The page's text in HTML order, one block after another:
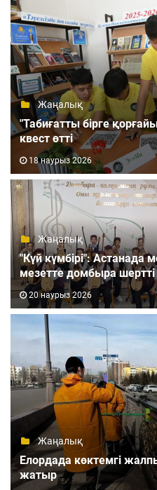
Жаңалық
"Табиғатты бірге
квест өтті
18 наурыз 2026
Жаңалық
"Күй күмбірі": Астанада
мезетте домбыра шертті
20 наурыз 2026
Жаңалық
Елордада көктемгі
жатыр